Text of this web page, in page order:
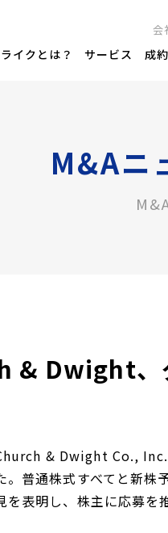
会
イクとは？ サービス 成
M&Aニ
& Dwight、
& Dwight Co., Inc.
。普通株式すべてと新株
を表明し、株主に応募を